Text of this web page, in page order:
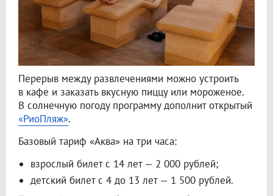
Перерыв между развлечениями можно устроить
в кафе и заказать вкусную пиццу или мороженое.
В солнечную погоду программу дополнит открытый
«РиоПляж».
Базовый тариф «Аква» на три часа:
взрослый билет с 14 лет — 2 000 рублей;
детский билет с 4 до 13 лет — 1 500 рублей.